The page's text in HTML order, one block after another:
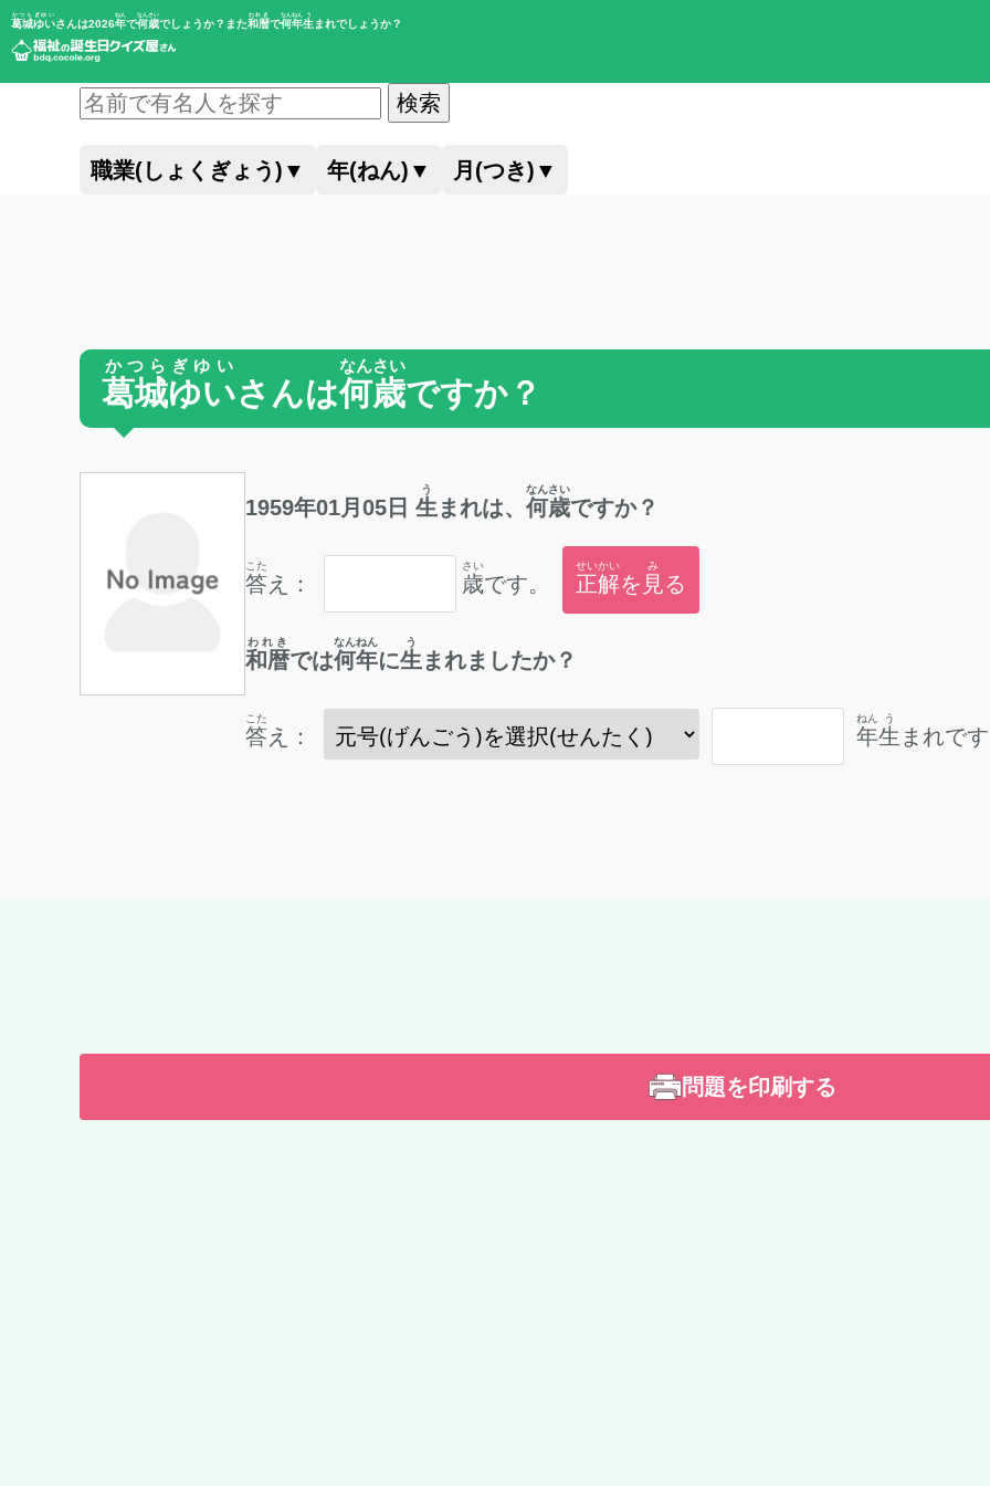
葛城ゆい
かつらぎゆい
さんは2026年
ねん
で何歳
なんさい
でしょうか？また和暦
われき
で何年
なんねん
生
う
まれでしょうか？
検索
職業(しょくぎょう) ▼ 年(ねん) ▼ 月(つき) ▼
葛城ゆい
かつらぎゆい
さんは何歳
なんさい
ですか？
1959年01月 05 日 生
う
まれは、 何歳
なんさい
ですか？
答
こた
え： 歳
さい
です。 正解
せいかい
を 見
み
る
和暦
われき
では何年
なんねん
に生
う
まれましたか？
答
こた
え： 年
ねん
生
う
まれで
問題を印刷する